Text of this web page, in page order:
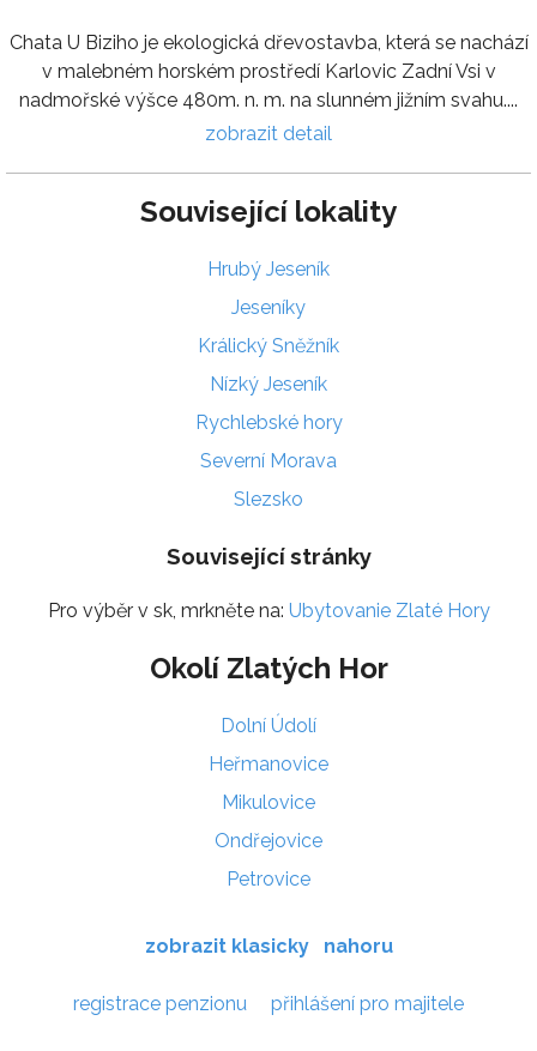
Chata U Biziho je ekologická dřevostavba, která se nachází
v malebném horském prostředí Karlovic Zadní Vsi v
nadmořské výšce 480m. n. m. na slunném jižním svahu....
zobrazit detail
Související lokality
Hrubý Jeseník
Jeseníky
Králický Sněžník
Nízký Jeseník
Rychlebské hory
Severní Morava
Slezsko
Související stránky
Pro výběr v sk, mrkněte na: Ubytovanie Zlaté Hory
Okolí Zlatých Hor
Dolní Údolí
Heřmanovice
Mikulovice
Ondřejovice
Petrovice
zobrazit klasicky nahoru
registrace penzionu přihlášení pro majitele